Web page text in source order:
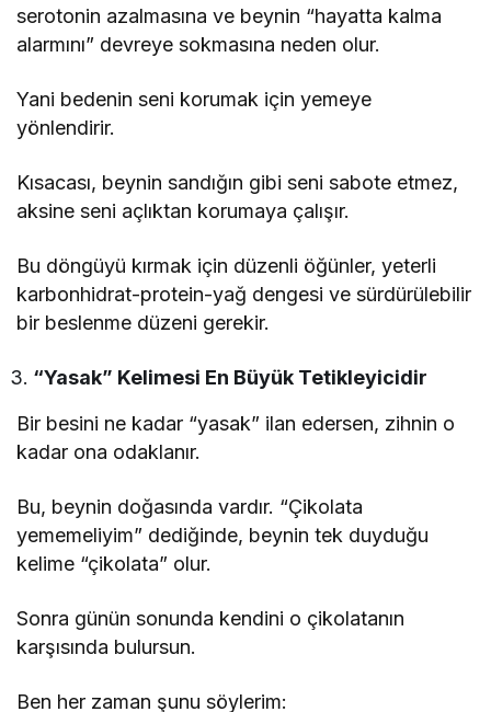
serotonin azalmasına ve beynin “hayatta kalma
alarmını” devreye sokmasına neden olur.
Yani bedenin seni korumak için yemeye
yönlendirir.
Kısacası, beynin sandığın gibi seni sabote etmez,
aksine seni açlıktan korumaya çalışır.
Bu döngüyü kırmak için düzenli öğünler, yeterli
karbonhidrat-protein-yağ dengesi ve sürdürülebilir
bir beslenme düzeni gerekir.
“Yasak” Kelimesi En Büyük Tetikleyicidir
Bir besini ne kadar “yasak” ilan edersen, zihnin o
kadar ona odaklanır.
Bu, beynin doğasında vardır. “Çikolata
yememeliyim” dediğinde, beynin tek duyduğu
kelime “çikolata” olur.
Sonra günün sonunda kendini o çikolatanın
karşısında bulursun.
Ben her zaman şunu söylerim: